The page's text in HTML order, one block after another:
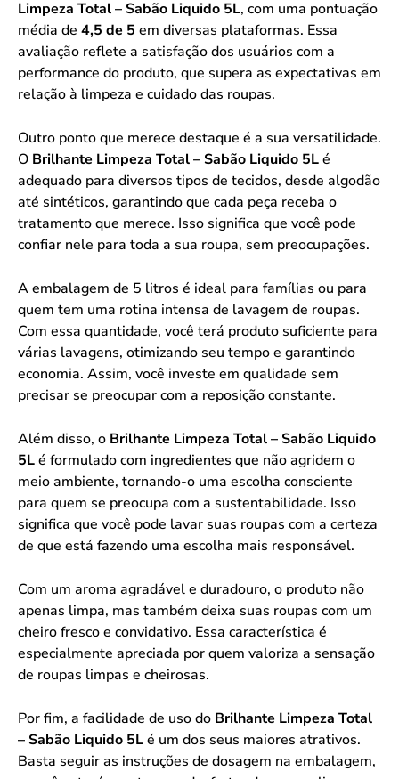
Limpeza Total – Sabão Liquido 5L, com uma pontuação
média de 4,5 de 5 em diversas plataformas. Essa
avaliação reflete a satisfação dos usuários com a
performance do produto, que supera as expectativas em
relação à limpeza e cuidado das roupas.
Outro ponto que merece destaque é a sua versatilidade.
O Brilhante Limpeza Total – Sabão Liquido 5Lé
adequado para diversos tipos de tecidos, desde algodão
até sintéticos, garantindo que cada peça receba o
tratamento que merece. Isso significa que você pode
confiar nele para toda a sua roupa, sem preocupações.
A embalagem de 5 litros é ideal para famílias ou para
quem tem uma rotina intensa de lavagem de roupas.
Com essa quantidade, você terá produto suficiente para
várias lavagens, otimizando seu tempo e garantindo
economia. Assim, você investe em qualidade sem
precisar se preocupar com a reposição constante.
Além disso, o Brilhante Limpeza Total – Sabão Liquido
5Lé formulado com ingredientes que não agridem o
meio ambiente, tornando-o uma escolha consciente
para quem se preocupa com a sustentabilidade. Isso
significa que você pode lavar suas roupas com a certeza
de que está fazendo uma escolha mais responsável.
Com um aroma agradável e duradouro, o produto não
apenas limpa, mas também deixa suas roupas com um
cheiro fresco e convidativo. Essa característica é
especialmente apreciada por quem valoriza a sensação
de roupas limpas e cheirosas.
Por fim, a facilidade de uso do Brilhante Limpeza Total
– Sabão Liquido 5Lé um dos seus maiores atrativos.
Basta seguir as instruções de dosagem na embalagem,